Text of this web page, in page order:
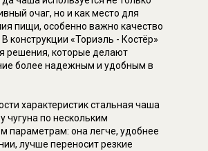
очаг, но и как место для
пищи, особенно важно качество
конструкции «Ториэль - Костёр»
решения, которые делают
более надежным и удобным в
характеристик стальная чаша
чугуна по нескольким
параметрам: она легче, удобнее
лучше переносит резкие